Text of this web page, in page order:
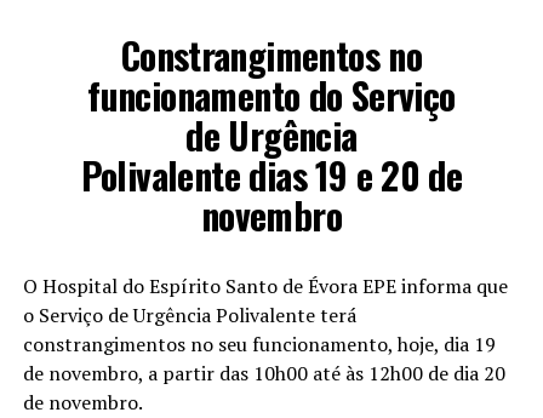
​Constrangimentos no
funcionamento do Serviço
de Urgência
Polivalente dias 19 e 20 de
novembro
O Hospital do Espírito Santo de Évora EPE informa que
o Serviço de Urgência Polivalente terá
constrangimentos no seu funcionamento, hoje, dia 19
de novembro, a partir das 10h00 até às 12h00 de dia 20
de novembro.